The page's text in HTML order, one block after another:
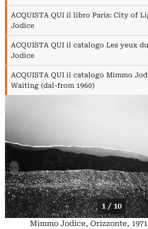
ACQUISTA QUI il libro Paris: City of
Jodice
ACQUISTA QUI il catalogo Les yeux
Jodice
ACQUISTA QUI il catalogo Mimmo
Waiting (dal-from 1960)
1 / 10
Mimmo Jodice, Orizzonte,